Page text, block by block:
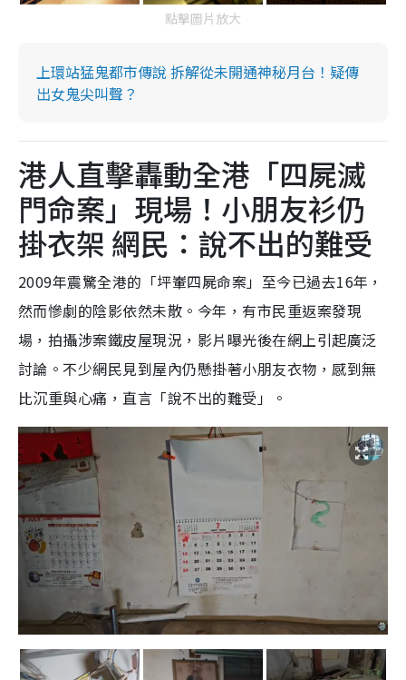
點擊圖片放大
上環站猛鬼都市傳說 拆解從未開通神秘月台！疑傳
出女鬼尖叫聲？
港人直擊轟動全港「四屍滅
門命案」現場！小朋友衫仍
掛衣架 網民：說不出的難受
2009年震驚全港的「坪輋四屍命案」至今已過去16年，
然而慘劇的陰影依然未散。今年，有市民重返案發現
場，拍攝涉案鐵皮屋現況，影片曝光後在網上引起廣泛
討論。不少網民見到屋內仍懸掛著小朋友衣物，感到無
比沉重與心痛，直言「說不出的難受」。